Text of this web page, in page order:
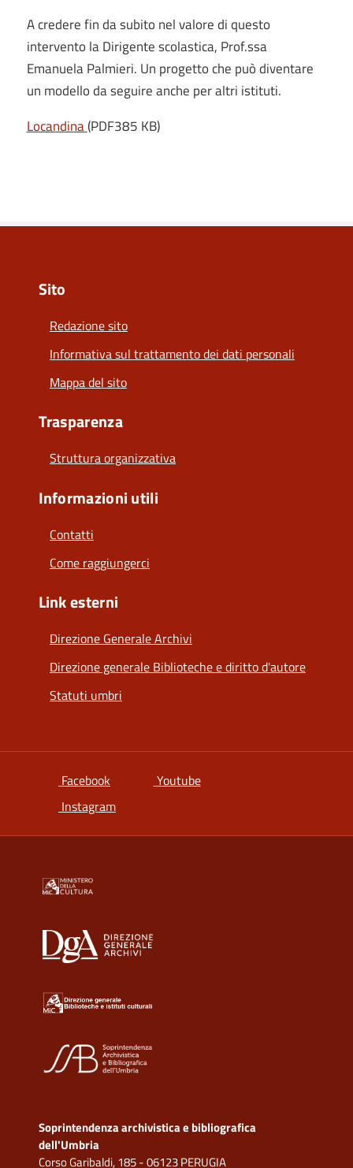
A credere fin da subito nel valore di questo
intervento la Dirigente scolastica, Prof.ssa
Emanuela Palmieri. Un progetto che può diventare
un modello da seguire anche per altri istituti.
Locandina(PDF385 KB)
Sito
Redazione sito
Informativa sul trattamento dei dati personali
Mappa del sito
Trasparenza
Struttura organizzativa
Informazioni utili
Contatti
Come raggiungerci
Link esterni
Direzione Generale Archivi
Direzione generale Biblioteche e diritto d'autore
Statuti umbri
Facebook si apre in una nuova scheda
Youtubesi apre in una nuova scheda
Instagramsi apre in una nuova scheda
Soprintendenza archivistica e bibliografica
dell'Umbria
Corso Garibaldi, 185 - 06123 PERUGIA